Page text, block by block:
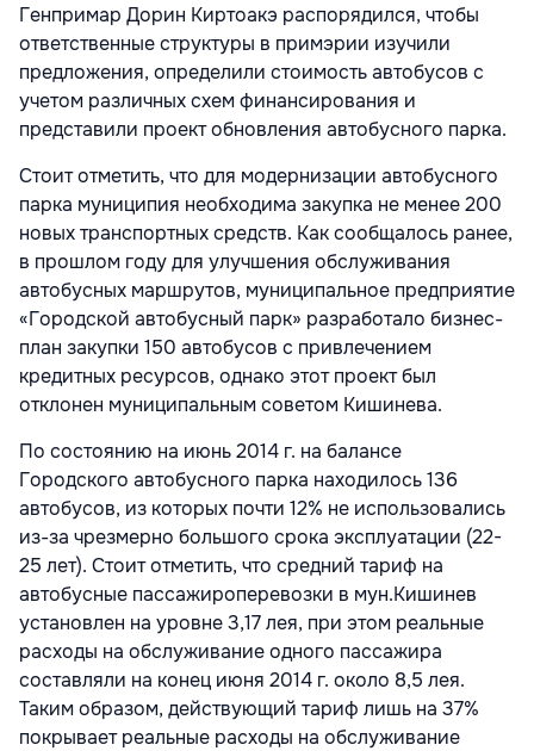
Генпримар Дорин Киртоакэ распорядился, чтобы
ответственные структуры в примэрии изучили
предложения, определили стоимость автобусов с
учетом различных схем финансирования и
представили проект обновления автобусного парка.
Стоит отметить, что для модернизации автобусного
парка муниципия необходима закупка не менее 200
новых транспортных средств. Как сообщалось ранее,
в прошлом году для улучшения обслуживания
автобусных маршрутов, муниципальное предприятие
«Городской автобусный парк» разработало бизнес-
план закупки 150 автобусов с привлечением
кредитных ресурсов, однако этот проект был
отклонен муниципальным советом Кишинева.
По состоянию на июнь 2014 г. на балансе
Городского автобусного парка находилось 136
автобусов, из которых почти 12% не использовались
из-за чрезмерно большого срока эксплуатации (22-
25 лет). Стоит отметить, что средний тариф на
автобусные пассажироперевозки в мун.Кишинев
установлен на уровне 3,17 лея, при этом реальные
расходы на обслуживание одного пассажира
составляли на конец июня 2014 г. около 8,5 лея.
Таким образом, действующий тариф лишь на 37%
покрывает реальные расходы на обслуживание